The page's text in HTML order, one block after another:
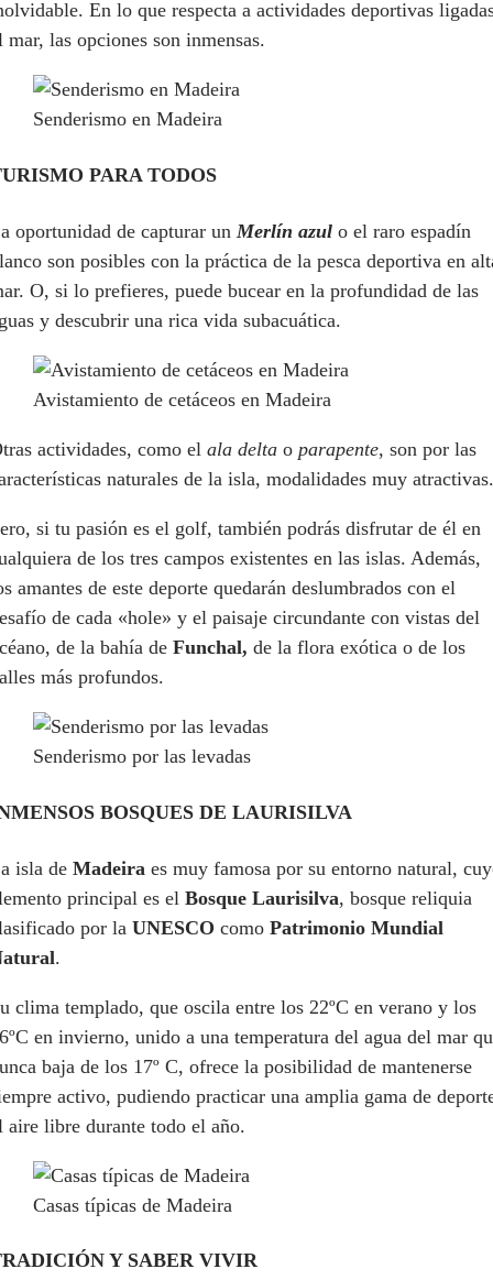
En lo que respecta a actividades deportivas
mar, las opciones son inmensas.
Senderismo en Madeira
PARA TODOS
oportunidad de capturar un Merlín azul o el raro espadín
son posibles con la práctica de la pesca deportiva en
O, si lo prefieres, puede bucear en la profundidad de las
y descubrir una rica vida subacuática.
Avistamiento de cetáceos en Madeira
actividades, como el ala delta o parapente, son por las
naturales de la isla, modalidades muy atractivas.
si tu pasión es el golf, también podrás disfrutar de él en
de los tres campos existentes en las islas. Además,
amantes de este deporte quedarán deslumbrados con el
de cada «hole» y el paisaje circundante con vistas del
de la bahía de Funchal, de la flora exótica o de los
más profundos.
Senderismo por las levadas
BOSQUES DE LAURISILVA
isla de Madeira es muy famosa por su entorno natural,
principal es el Bosque Laurisilva, bosque reliquia
por la UNESCO como Patrimonio Mundial
.
clima templado, que oscila entre los 22ºC en verano y los
en invierno, unido a una temperatura del agua del mar
baja de los 17º C, ofrece la posibilidad de mantenerse
activo, pudiendo practicar una amplia gama de
aire libre durante todo el año.
Casas típicas de Madeira
Y SABER VIVIR